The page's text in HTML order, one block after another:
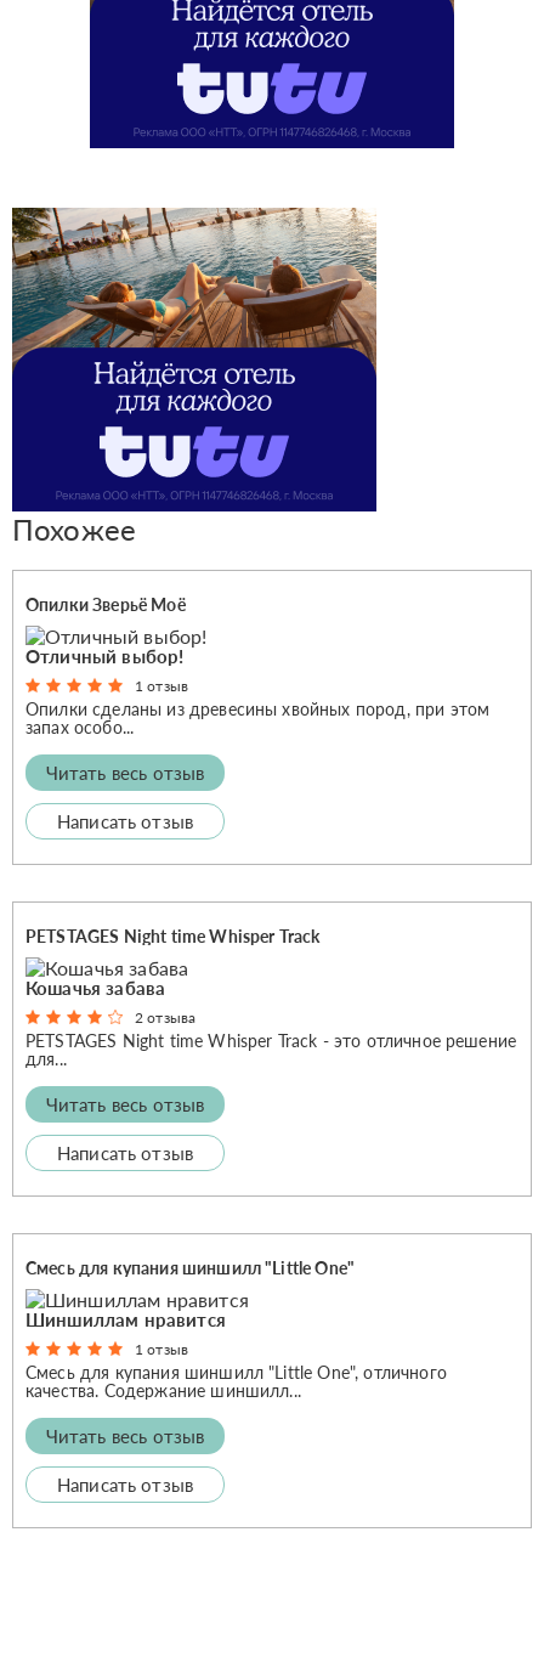
Похожее
Опилки Зверьё Моё
Отличный выбор!
1 отзыв
Опилки сделаны из древесины хвойных пород, при этом
запах особо...
Читать весь отзыв
Написать отзыв
PETSTAGES Night time Whisper Track
Кошачья забава
2 отзыва
PETSTAGES Night time Whisper Track - это отличное решение
для...
Читать весь отзыв
Написать отзыв
Смесь для купания шиншилл "Little One"
Шиншиллам нравится
1 отзыв
Смесь для купания шиншилл "Little One", отличного
качества. Содержание шиншилл...
Читать весь отзыв
Написать отзыв